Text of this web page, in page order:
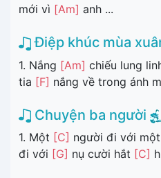
mới vì [Am] anh ...
Điệp khúc mùa
1. Nắng [Am] chiếu lung
tia [F] nắng về trong ánh
Chuyện ba người
1. Một [C] người đi với một
đi với [G] nụ cười hắt [C]